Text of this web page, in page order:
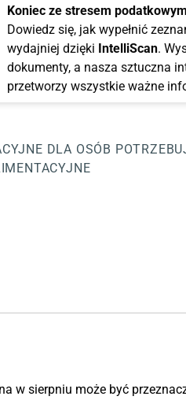
Koniec ze stresem
Dowiedz się, jak wypełnić
wydajniej dzięki IntelliScan.
dokumenty, a nasza sztuczna
przetworzy wszystkie ważne
DLA OSÓB
w sierpniu może być